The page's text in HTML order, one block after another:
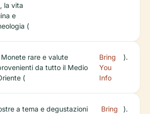
la vita
e
(
Monete rare e valute
da tutto il Medio
(
Bring
You
Info
).
a tema e degustazioni
Bring
).